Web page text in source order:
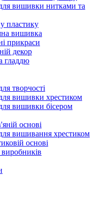
вишивки нитками та
пластику
вишивка
прикраси
декор
гладдю
творчості
вишивки хрестиком
вишивки бісером
основі
вишивання хрестиком
основі